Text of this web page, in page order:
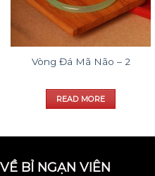
Vòng Đá Mã Não – 2
READ MORE
VỀ BỈ NGẠN VIÊN